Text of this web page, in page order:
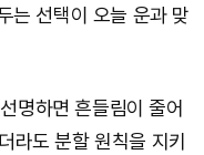
는 선택이 오늘 운과 맞
명하면 흔들림이 줄어
라도 분할 원칙을 지키